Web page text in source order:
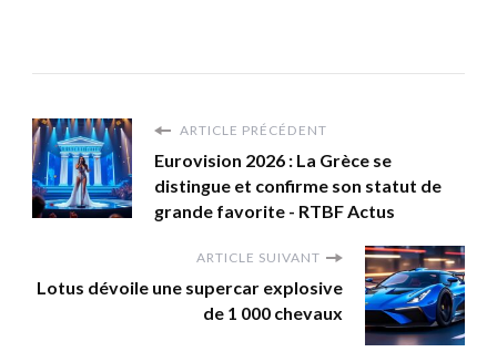
ARTICLE PRÉCÉDENT
Eurovision 2026 : La Grèce se
distingue et confirme son statut de
grande favorite - RTBF Actus
ARTICLE SUIVANT
Lotus dévoile une supercar explosive
de 1 000 chevaux